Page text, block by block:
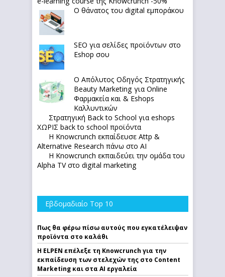
Ο θάνατος του digital εμποράκου
SEO για σελίδες προϊόντων στο
Eshop σου
Ο Απόλυτoς Οδηγός Στρατηγικής
Beauty Marketing για Online
Φαρμακεία και & Eshops
Καλλυντικών
Στρατηγική Back to School για eshops
ΧΩΡΙΣ back to school προϊόντα
Η Knowcrunch εκπαίδευσε Attp &
Alternative Research πάνω στο ΑΙ
Η Knowcrunch εκπαιδεύει την ομάδα του
Alpha TV στο digital marketing
Εβδομαδιαίο Top 10
Πως θα φέρω πίσω αυτούς που εγκατέλειψαν
προϊόντα στο καλάθι
Η ELPEN επέλεξε τη Knowcrunch για την
εκπαίδευση των στελεχών της στο Content
Marketing και στα AI εργαλεία